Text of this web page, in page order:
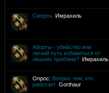
Смерть
Имрахиль
Аборты - убийство или
легкий путь избавиться от
лишних проблем?
Имрахиль
Опрос: Вопрос тем, кто
работает Gorthaur